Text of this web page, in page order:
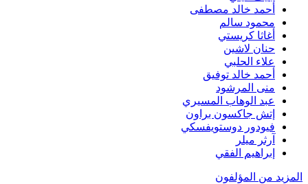
أحمد خالد مصطفى
محمود سالم
أغاثا كريستي
حنان لاشين
علاء الحلبي
أحمد خالد توفيق
منى المرشود
عبد الوهاب المسيري
إتش جاكسون براون
فيودور دوستويفسكي
آرثر ميلر
إبراهيم الفقي
المزيد من المؤلفون